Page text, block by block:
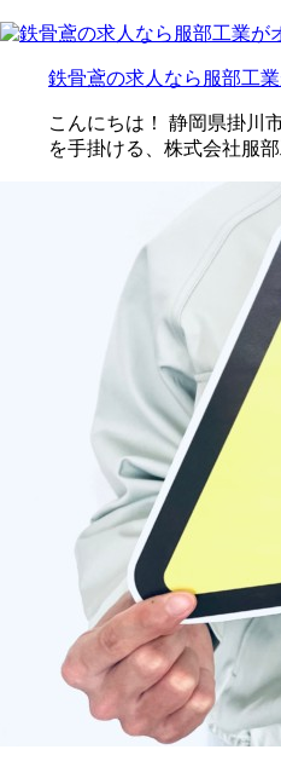
鉄骨鳶の求人なら服部工業
こんにちは！ 静岡県掛川
を手掛ける、株式会社服